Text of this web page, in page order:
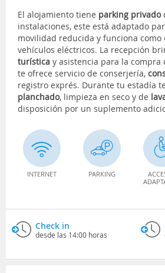
El alojamiento tiene parking privado
instalaciones, este está adaptado
movilidad reducida y funciona como
vehículos eléctricos. La recepción
turística y asistencia para la compra
te ofrece servicio de conserjería,
registro exprés. Durante tu estadía
planchado, limpieza en seco y de
disposición por un suplemento
INTERNET PARKING
Check in
desde las 14:00 horas